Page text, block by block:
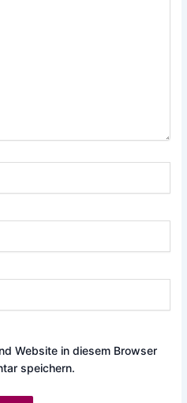
Website in diesem Browser
speichern.